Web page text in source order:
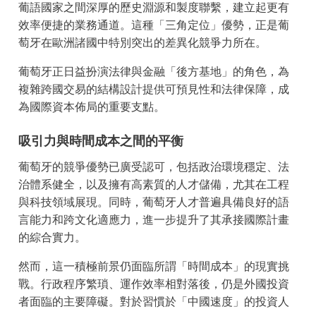
葡語國家之間深厚的歷史淵源和製度聯繫，建立起更有
效率便捷的業務通道。這種「三角定位」優勢，正是葡
萄牙在歐洲諸國中特別突出的差異化競爭力所在。
葡萄牙正日益扮演法律與金融「後方基地」的角色，為
複雜跨國交易的結構設計提供可預見性和法律保障，成
為國際資本佈局的重要支點。
吸引力與時間成本之間的平衡
葡萄牙的競爭優勢已廣受認可，包括政治環境穩定、法
治體系健全，以及擁有高素質的人才儲備，尤其在工程
與科技領域展現。同時，葡萄牙人才普遍具備良好的語
言能力和跨文化適應力，進一步提升了其承接國際計畫
的綜合實力。
然而，這一積極前景仍面臨所謂「時間成本」的現實挑
戰。行政程序繁瑣、運作效率相對落後，仍是外國投資
者面臨的主要障礙。對於習慣於「中國速度」的投資人